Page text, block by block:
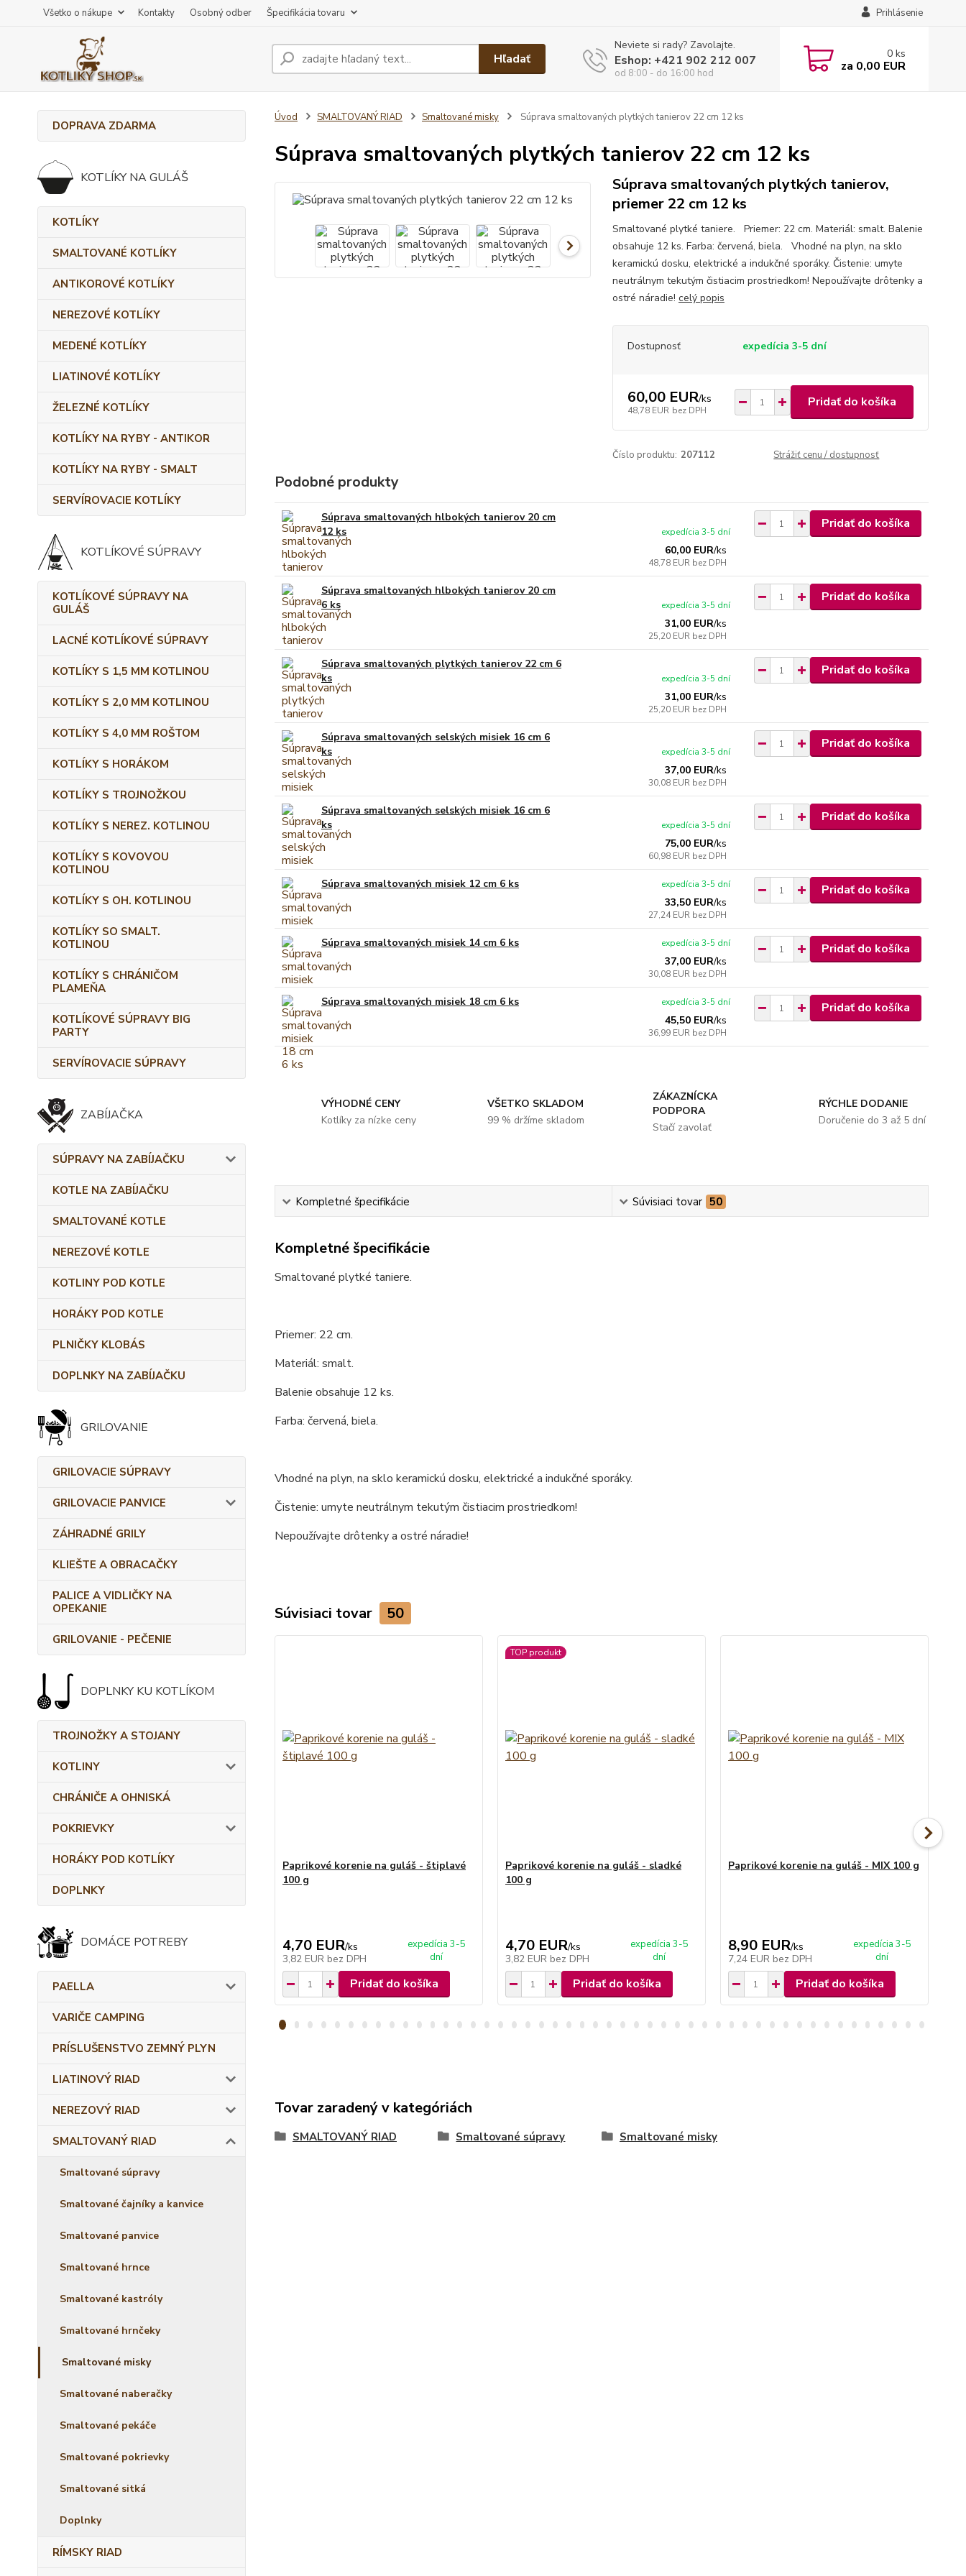
Všetko o nákupe Kontakty Osobný odber Špecifikácia tovaru Prihlásenie
Hľadať
Neviete si rady? Zavolajte.
Eshop: +421 902 212 007
od 8:00 - do 16:00 hod
0 ks
za 0,00 EUR
DOPRAVA ZDARMA
KOTLÍKY NA GULÁŠ
KOTLÍKY
SMALTOVANÉ KOTLÍKY
ANTIKOROVÉ KOTLÍKY
NEREZOVÉ KOTLÍKY
MEDENÉ KOTLÍKY
LIATINOVÉ KOTLÍKY
ŽELEZNÉ KOTLÍKY
KOTLÍKY NA RYBY - ANTIKOR
KOTLÍKY NA RYBY - SMALT
SERVÍROVACIE KOTLÍKY
KOTLÍKOVÉ SÚPRAVY
KOTLÍKOVÉ SÚPRAVY NA
GULÁŠ
LACNÉ KOTLÍKOVÉ SÚPRAVY
KOTLÍKY S 1,5 MM KOTLINOU
KOTLÍKY S 2,0 MM KOTLINOU
KOTLÍKY S 4,0 MM ROŠTOM
KOTLÍKY S HORÁKOM
KOTLÍKY S TROJNOŽKOU
KOTLÍKY S NEREZ. KOTLINOU
KOTLÍKY S KOVOVOU
KOTLINOU
KOTLÍKY S OH. KOTLINOU
KOTLÍKY SO SMALT.
KOTLINOU
KOTLÍKY S CHRÁNIČOM
PLAMEŇA
KOTLÍKOVÉ SÚPRAVY BIG
PARTY
SERVÍROVACIE SÚPRAVY
ZABÍJAČKA
SÚPRAVY NA ZABÍJAČKU
KOTLE NA ZABÍJAČKU
SMALTOVANÉ KOTLE
NEREZOVÉ KOTLE
KOTLINY POD KOTLE
HORÁKY POD KOTLE
PLNIČKY KLOBÁS
DOPLNKY NA ZABÍJAČKU
GRILOVANIE
GRILOVACIE SÚPRAVY
GRILOVACIE PANVICE
ZÁHRADNÉ GRILY
KLIEŠTE A OBRACAČKY
PALICE A VIDLIČKY NA
OPEKANIE
GRILOVANIE - PEČENIE
DOPLNKY KU KOTLÍKOM
TROJNOŽKY A STOJANY
KOTLINY
CHRÁNIČE A OHNISKÁ
POKRIEVKY
HORÁKY POD KOTLÍKY
DOPLNKY
DOMÁCE POTREBY
PAELLA
VARIČE CAMPING
PRÍSLUŠENSTVO ZEMNÝ PLYN
LIATINOVÝ RIAD
NEREZOVÝ RIAD
SMALTOVANÝ RIAD
Smaltované súpravy
Smaltované čajníky a kanvice
Smaltované panvice
Smaltované hrnce
Smaltované kastróly
Smaltované hrnčeky
Smaltované misky
Smaltované naberačky
Smaltované pekáče
Smaltované pokrievky
Smaltované sitká
Doplnky
RÍMSKY RIAD
Úvod SMALTOVANÝ RIAD Smaltované misky Súprava smaltovaných plytkých tanierov 22 cm 12 ks
Súprava smaltovaných plytkých tanierov 22 cm 12 ks
Súprava smaltovaných plytkých tanierov,
priemer 22 cm 12 ks
Smaltované plytké taniere. Priemer: 22 cm. Materiál: smalt. Balenie
obsahuje 12 ks. Farba: červená, biela. Vhodné na plyn, na sklo
keramickú dosku, elektrické a indukčné sporáky. Čistenie: umyte
neutrálnym tekutým čistiacim prostriedkom! Nepoužívajte drôtenky a
ostré náradie! celý popis
Dostupnosť expedícia 3-5 dní
60,00 EUR/ks
48,78 EUR bez DPH
Pridať do košíka
Číslo produktu: 207112 Strážiť cenu / dostupnosť
Podobné produkty
Súprava smaltovaných hlbokých tanierov 20 cm
12 ks
60,00 EUR/ks
48,78 EUR bez DPH
expedícia 3-5 dní
Pridať do košíka
Súprava smaltovaných hlbokých tanierov 20 cm
6 ks
31,00 EUR/ks
25,20 EUR bez DPH
expedícia 3-5 dní
Pridať do košíka
Súprava smaltovaných plytkých tanierov 22 cm 6
ks
31,00 EUR/ks
25,20 EUR bez DPH
expedícia 3-5 dní
Pridať do košíka
Súprava smaltovaných selských misiek 16 cm 6
ks
37,00 EUR/ks
30,08 EUR bez DPH
expedícia 3-5 dní
Pridať do košíka
Súprava smaltovaných selských misiek 16 cm 6
ks
75,00 EUR/ks
60,98 EUR bez DPH
expedícia 3-5 dní
Pridať do košíka
Súprava smaltovaných misiek 12 cm 6 ks
33,50 EUR/ks
27,24 EUR bez DPH
expedícia 3-5 dní Pridať do košíka
Súprava smaltovaných misiek 14 cm 6 ks
37,00 EUR/ks
30,08 EUR bez DPH
expedícia 3-5 dní Pridať do košíka
Súprava smaltovaných misiek 18 cm 6 ks
45,50 EUR/ks
36,99 EUR bez DPH
expedícia 3-5 dní Pridať do košíka
VÝHODNÉ CENY
Kotlíky za nízke ceny
VŠETKO SKLADOM
99 % držíme skladom
ZÁKAZNÍCKA
PODPORA
Stačí zavolať
RÝCHLE DODANIE
Doručenie do 3 až 5 dní
Kompletné špecifikácie Súvisiaci tovar 50
Kompletné špecifikácie
Smaltované plytké taniere.
Priemer: 22 cm.
Materiál: smalt.
Balenie obsahuje 12 ks.
Farba: červená, biela.
Vhodné na plyn, na sklo keramickú dosku, elektrické a indukčné sporáky.
Čistenie: umyte neutrálnym tekutým čistiacim prostriedkom!
Nepoužívajte drôtenky a ostré náradie!
Súvisiaci tovar 50
Paprikové korenie na guláš - štiplavé
100 g
4,70 EUR/ks
3,82 EUR bez DPH
expedícia 3-5
dní
Pridať do košíka
TOP produkt
Paprikové korenie na guláš - sladké
100 g
4,70 EUR/ks
3,82 EUR bez DPH
expedícia 3-5
dní
Pridať do košíka
Paprikové korenie na guláš - MIX 100 g
8,90 EUR/ks
7,24 EUR bez DPH
expedícia 3-5
dní
Pridať do košíka
Tovar zaradený v kategóriách
SMALTOVANÝ RIAD Smaltované súpravy Smaltované misky